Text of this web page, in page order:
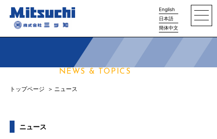
English
日本語
簡体中文
NEWS & TOPICS
トップページ ニュース
ニュース